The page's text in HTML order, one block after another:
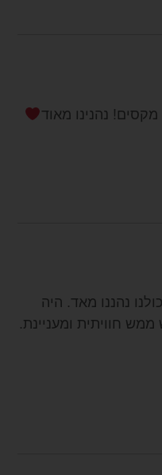
נהנינו מאוד
נהננו מאד. היה
חוויתית ומעניינת.